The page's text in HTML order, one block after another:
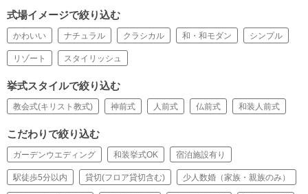
式場イメージで絞り込む
かわいい ナチュラル クラシカル 和・和モダン シンプル
リゾート スタイリッシュ
挙式スタイルで絞り込む
教会式(キリスト教式) 神前式 人前式 仏前式 和装人前式
こだわりで絞り込む
ガーデンウエディング 和装挙式OK 宿泊施設有り
駅徒歩5分以内 貸切(フロア貸切含む) 少人数婚（家族・親族のみ）